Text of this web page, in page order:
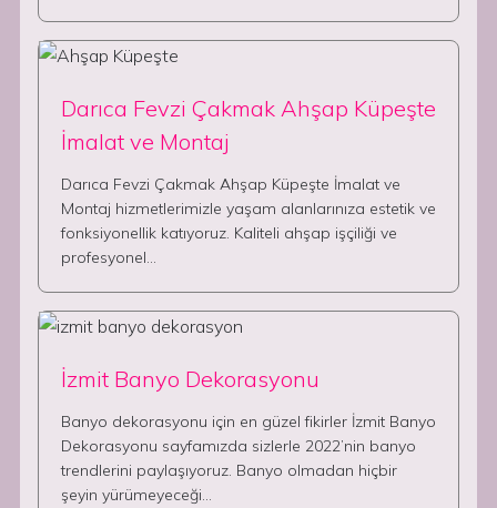
Darıca Fevzi Çakmak Ahşap Küpeşte
İmalat ve Montaj
Darıca Fevzi Çakmak Ahşap Küpeşte İmalat ve
Montaj hizmetlerimizle yaşam alanlarınıza estetik ve
fonksiyonellik katıyoruz. Kaliteli ahşap işçiliği ve
profesyonel…
İzmit Banyo Dekorasyonu
Banyo dekorasyonu için en güzel fikirler İzmit Banyo
Dekorasyonu sayfamızda sizlerle 2022’nin banyo
trendlerini paylaşıyoruz. Banyo olmadan hiçbir
şeyin yürümeyeceği…